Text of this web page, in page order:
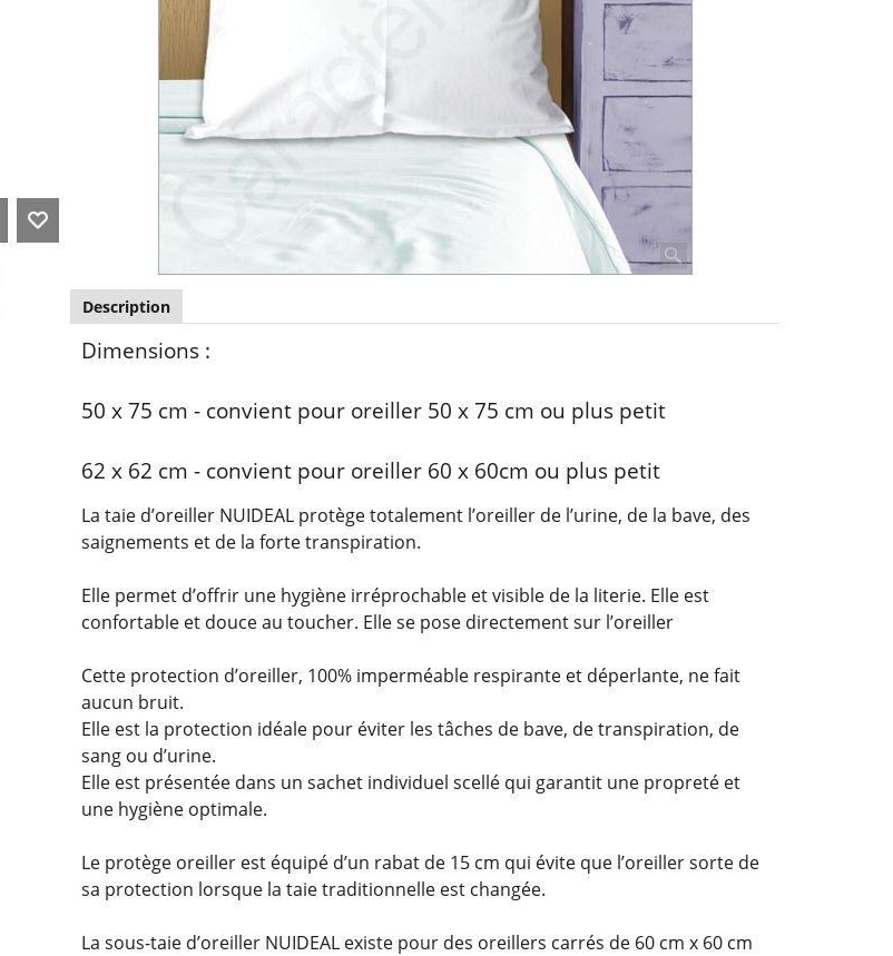
Description
Dimensions :
50 x 75 cm - convient pour oreiller 50 x 75 cm ou plus petit
62 x 62 cm - convient pour oreiller 60 x 60cm ou plus petit
La taie d’oreiller NUIDEAL protège totalement l’oreiller de l’urine, de la bave, des
saignements et de la forte transpiration.
Elle permet d’offrir une hygiène irréprochable et visible de la literie. Elle est
confortable et douce au toucher. Elle se pose directement sur l’oreiller
Cette protection d’oreiller, 100% imperméable respirante et déperlante, ne fait
aucun bruit.
Elle est la protection idéale pour éviter les tâches de bave, de transpiration, de
sang ou d’urine.
Elle est présentée dans un sachet individuel scellé qui garantit une propreté et
une hygiène optimale.
Le protège oreiller est équipé d’un rabat de 15 cm qui évite que l’oreiller sorte de
sa protection lorsque la taie traditionnelle est changée.
La sous-taie d’oreiller NUIDEAL existe pour des oreillers carrés de 60 cm x 60 cm